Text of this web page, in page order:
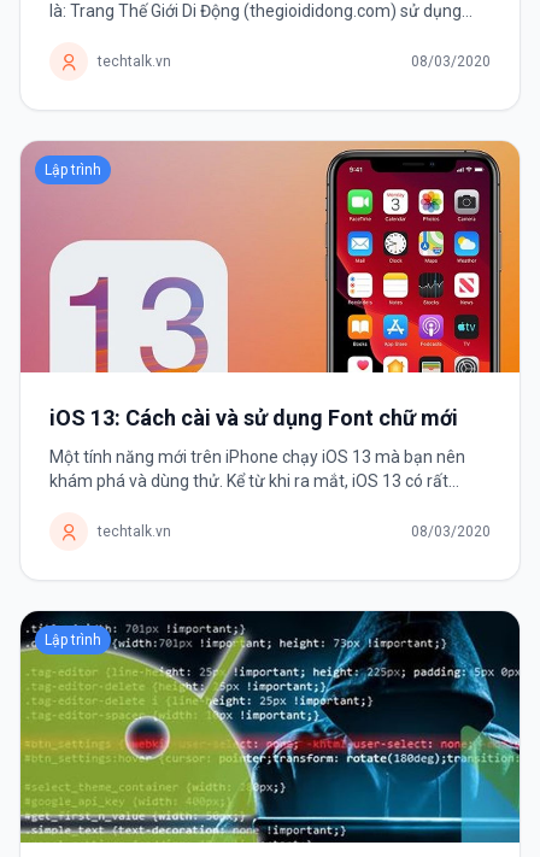
là: Trang Thế Giới Di Động (thegioididong.com) sử dụng
mất vài...techtalk.vn 08/03/2020
Lập trình
iOS 13: Cách cài và sử dụng Font chữ mới
Một tính năng mới trên iPhone chạy iOS 13 mà bạn nên
khám phá và dùng thử. Kể từ khi ra mắt, iOS 13 có rất
cấp. Và Font chữ chính...
techtalk.vn 08/03/2020
Lập trình